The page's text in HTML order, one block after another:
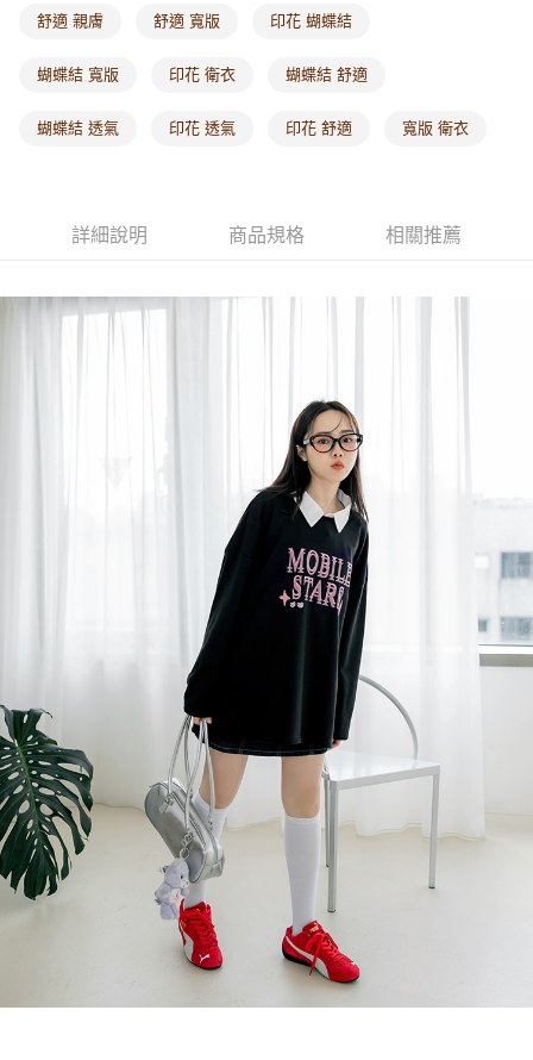
每筆NT$60，滿NT$1,000(含以上)免運費
舒適 親膚 舒適 寬版 印花 蝴蝶結
蝴蝶結 寬版 印花 衛衣 蝴蝶結 舒適
蝴蝶結 透氣 印花 透氣 印花 舒適 寬版 衛衣
詳細說明 商品規格 相關推薦